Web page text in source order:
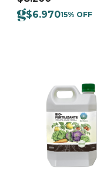
$6.97015% OFF